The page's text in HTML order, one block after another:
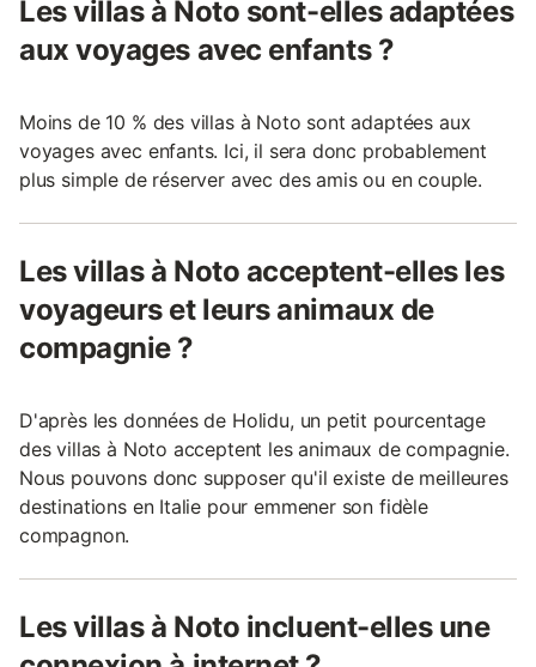
Les villas à Noto sont-elles adaptées
aux voyages avec enfants ?
Moins de 10 % des villas à Noto sont adaptées aux
voyages avec enfants. Ici, il sera donc probablement
plus simple de réserver avec des amis ou en couple.
Les villas à Noto acceptent-elles les
voyageurs et leurs animaux de
compagnie ?
D'après les données de Holidu, un petit pourcentage
des villas à Noto acceptent les animaux de compagnie.
Nous pouvons donc supposer qu'il existe de meilleures
destinations en Italie pour emmener son fidèle
compagnon.
Les villas à Noto incluent-elles une